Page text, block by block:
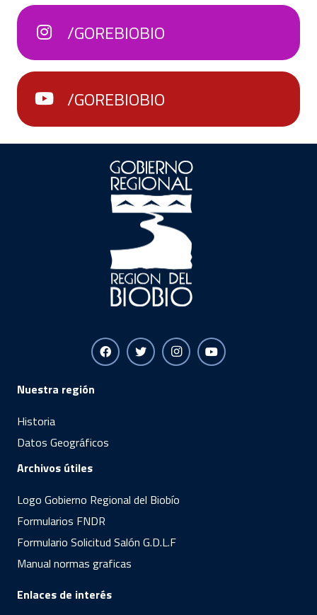
/GOREBIOBIO
/GOREBIOBIO
Nuestra región
Historia
Datos Geográficos
Archivos útiles
Logo Gobierno Regional del Biobío
Formularios FNDR
Formulario Solicitud Salón G.D.L.F
Manual normas graficas
Enlaces de interés